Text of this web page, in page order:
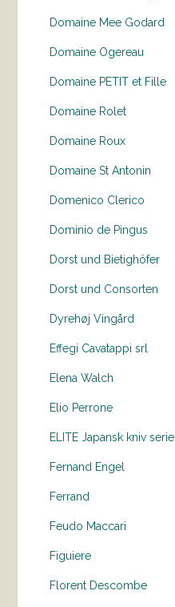
Domaine Mee Godard
Domaine Ogereau
Domaine PETIT et Fille
Domaine Rolet
Domaine Roux
Domaine St Antonin
Domenico Clerico
Dominio de Pingus
Dorst und Bietighöfer
Dorst und Consorten
Dyrehøj Vingård
Effegi Cavatappi srl
Elena Walch
Elio Perrone
ELITE Japansk kniv serie
Fernand Engel
Ferrand
Feudo Maccari
Figuiere
Florent Descombe